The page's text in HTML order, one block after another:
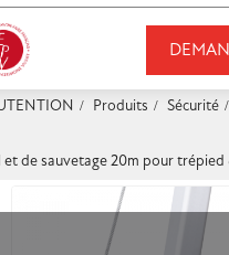
Produits Sécurité
et de sauvetage 20m pour